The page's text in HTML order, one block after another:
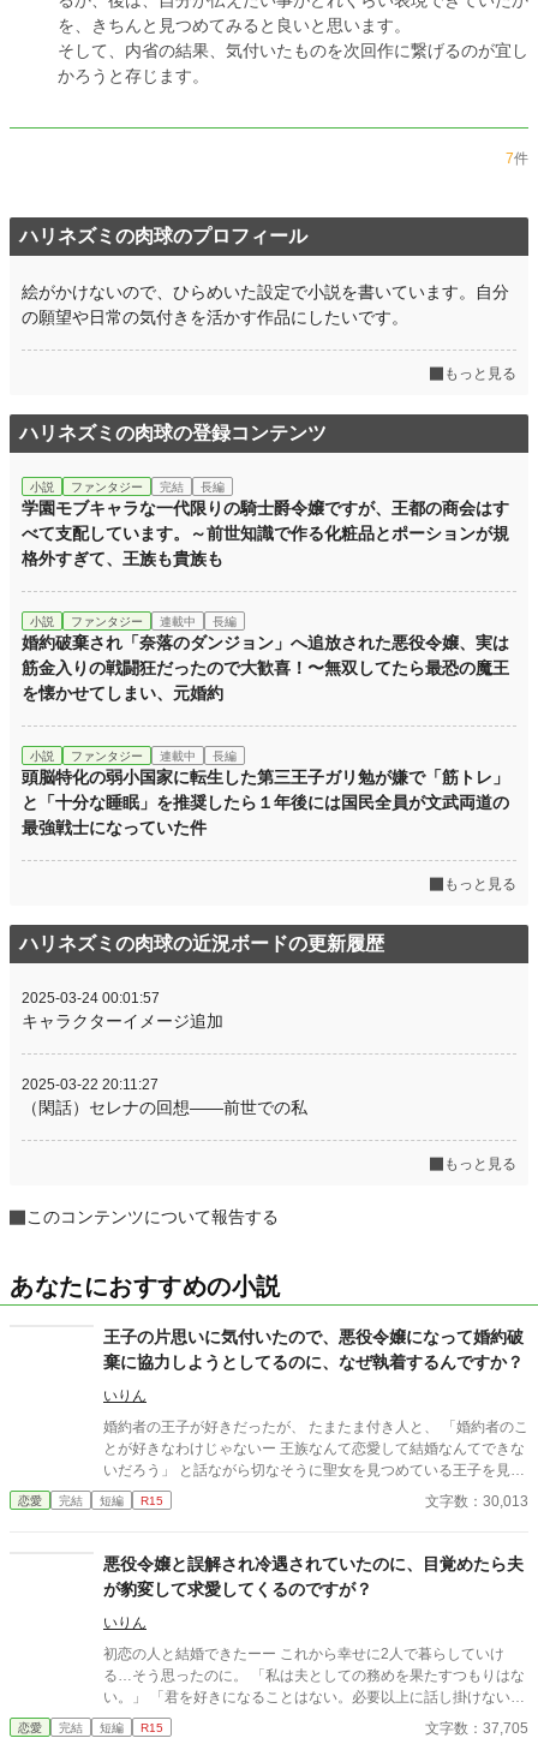
を、きちんと見つめてみると良いと思います。
そして、内省の結果、気付いたものを次回作に繋げるのが宜し
かろうと存じます。
7件
ハリネズミの肉球のプロフィール
絵がかけないので、ひらめいた設定で小説を書いています。自分
の願望や日常の気付きを活かす作品にしたいです。
もっと見る
ハリネズミの肉球の登録コンテンツ
小説 ファンタジー 完結 長編
学園モブキャラな一代限りの騎士爵令嬢ですが、王都の商会はす
べて支配しています。～前世知識で作る化粧品とポーションが規
格外すぎて、王族も貴族も
小説 ファンタジー 連載中 長編
婚約破棄され「奈落のダンジョン」へ追放された悪役令嬢、実は
筋金入りの戦闘狂だったので大歓喜！〜無双してたら最恐の魔王
を懐かせてしまい、元婚約
小説 ファンタジー 連載中 長編
頭脳特化の弱小国家に転生した第三王子ガリ勉が嫌で「筋トレ」
と「十分な睡眠」を推奨したら１年後には国民全員が文武両道の
最強戦士になっていた件
もっと見る
ハリネズミの肉球の近況ボードの更新履歴
2025-03-24 00:01:57
キャラクターイメージ追加
2025-03-22 20:11:27
（閑話）セレナの回想――前世での私
もっと見る
このコンテンツについて報告する
あなたにおすすめの小説
王子の片思いに気付いたので、悪役令嬢になって婚約破
棄に協力しようとしてるのに、なぜ執着するんですか？
いりん
婚約者の王子が好きだったが、 たまたま付き人と、 「婚約者のこ
とが好きなわけじゃないー 王族なんて恋愛して結婚なんてできな
いだろう」 と話ながら切なそうに聖女を見つめている王子を見
て、王子の片思いに気付いた。 私が悪役令嬢になれば、聖女と王
子は結婚できるはず！と婚約破棄を目指してたのに…、 「僕と婚
するんてすか？？ 策略家王子×天然令嬢の両片思いストーリー 基
本的に悪い人が出てこないほのぼのした話です。 他小説サイトに
も投稿しています。
恋愛 完結 短編 R15 文字数：30,013
悪役令嬢と誤解され冷遇されていたのに、目覚めたら夫
が豹変して求愛してくるのですが？
いりん
初恋の人と結婚できたーー これから幸せに2人で暮らしていけ
る…そう思ったのに。 「私は夫としての務めを果たすつもりはな
い。」 「君を好きになることはない。必要以上に話し掛けないで
くれ」 冷たく拒絶され、離婚届けを取り寄せた。 あと2週間で届
くーーそうしたら、解放してあげよう。 ショックで熱をだし寝込
恋愛 完結 短編 R15 文字数：37,705